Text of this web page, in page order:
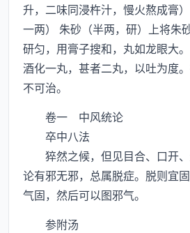
升，二味同浸杵汁，慢火熬成膏
一两） 朱砂（半两，研）上将朱
研匀，用膏子搜和，丸如龙眼大
酒化一丸，甚者二丸，以吐为度
不可治。
卷一 中风统论
卒中八法
猝然之候，但见目合、口开、
论有邪无邪，总属脱症。脱则宜
气固，然后可以图邪气。
参附汤